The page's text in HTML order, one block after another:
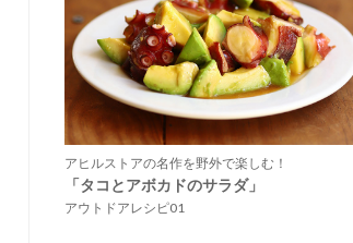
アヒルストアの名作を野外で楽しむ！
「タコとアボカドのサラダ」
アウトドアレシピ01